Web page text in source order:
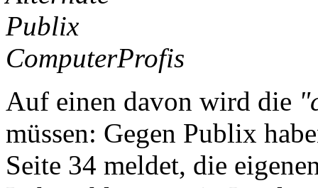
Publix
ComputerProfis
Auf einen davon wird die
müssen: Gegen Publix
Seite 34 meldet, die